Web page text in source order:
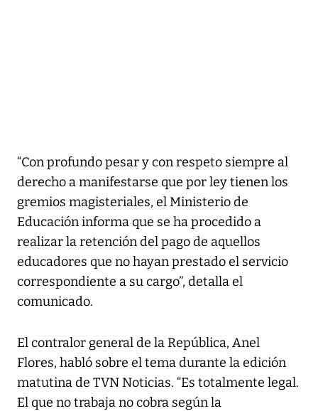
“Con profundo pesar y con respeto siempre al
derecho a manifestarse que por ley tienen los
gremios magisteriales, el Ministerio de
Educación informa que se ha procedido a
realizar la retención del pago de aquellos
educadores que no hayan prestado el servicio
correspondiente a su cargo”, detalla el
comunicado.
El contralor general de la República, Anel
Flores, habló sobre el tema durante la edición
matutina de TVN Noticias. “Es totalmente legal.
El que no trabaja no cobra según la